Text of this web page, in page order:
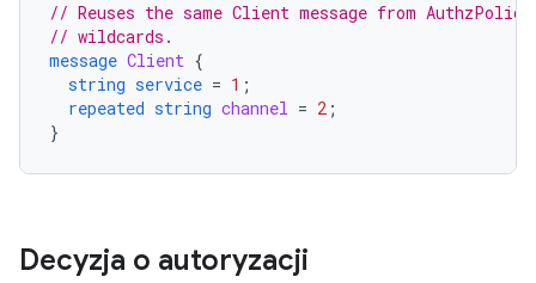
// Reuses the same Client message from
// wildcards.
message Client {
string service = 1 ;
repeated string channel = 2 ;
}
Decyzja o autoryzacji